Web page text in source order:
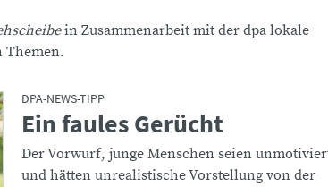
in Zusammenarbeit mit der dpa lokale
Themen.
DPA-NEWS-TIPP
:Ein faules Gerücht
Der Vorwurf, junge Menschen seien
und hätten unrealistische Vorstellung von der